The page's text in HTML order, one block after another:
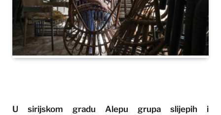
U sirijskom gradu Alepu grupa slijepih i